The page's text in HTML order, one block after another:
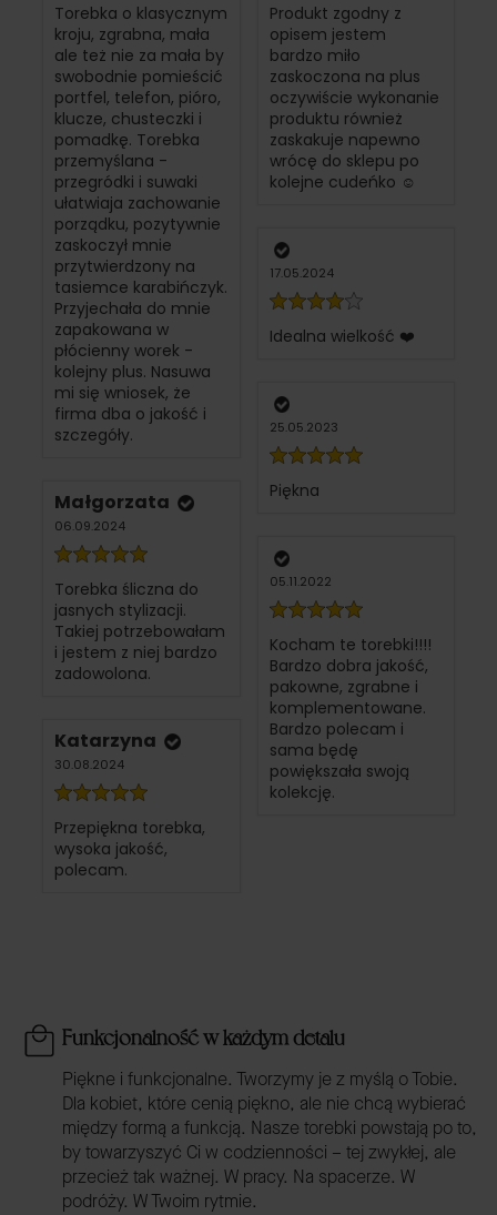
Torebka o klasycznym
kroju, zgrabna, mała
ale też nie za mała by
swobodnie pomieścić
portfel, telefon, pióro,
klucze, chusteczki i
pomadkę. Torebka
przemyślana -
przegródki i suwaki
ułatwiaja zachowanie
porządku, pozytywnie
zaskoczył mnie
przytwierdzony na
tasiemce karabińczyk.
Przyjechała do mnie
zapakowana w
płócienny worek -
kolejny plus. Nasuwa
mi się wniosek, że
firma dba o jakość i
szczegóły.
Małgorzata
06.09.2024
Torebka śliczna do
jasnych stylizacji.
Takiej potrzebowałam
i jestem z niej bardzo
zadowolona.
Katarzyna
30.08.2024
Przepiękna torebka,
wysoka jakość,
polecam.
Produkt zgodny z
opisem jestem
bardzo miło
zaskoczona na plus
oczywiście wykonanie
produktu również
zaskakuje napewno
wrócę do sklepu po
kolejne cudeńko ☺️
17.05.2024
Idealna wielkość ❤️
25.05.2023
Piękna
05.11.2022
Kocham te torebki!!!!
Bardzo dobra jakość,
pakowne, zgrabne i
komplementowane.
Bardzo polecam i
sama będę
powiększała swoją
kolekcję.
Funkcjonalność w każdym detalu
Piękne i funkcjonalne. Tworzymy je z myślą o Tobie.
Dla kobiet, które cenią piękno, ale nie chcą wybierać
między formą a funkcją. Nasze torebki powstają po to,
by towarzyszyć Ci w codzienności – tej zwykłej, ale
przecież tak ważnej. W pracy. Na spacerze. W
podróży. W Twoim rytmie.